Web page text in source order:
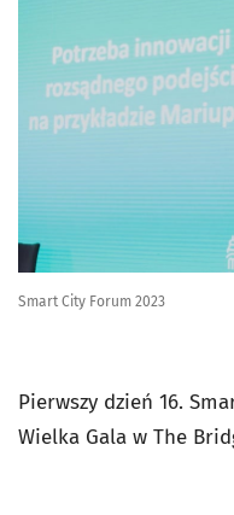
Smart City Forum 2023
Pierwszy dzień 16.
Wielka Gala w The